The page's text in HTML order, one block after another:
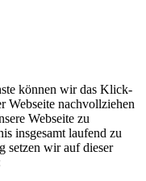
können wir das Klick-
Webseite nachvollziehen
Webseite zu
insgesamt laufend zu
setzen wir auf dieser